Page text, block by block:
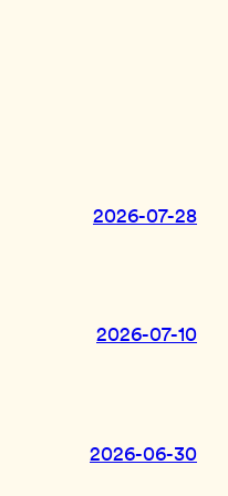
2026-07-28
2026-07-10
2026-06-30